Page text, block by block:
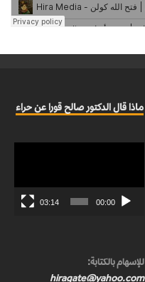
ماذا قال الدكتور صالح قورا عن حراء
00:00
03:14
للإسهام بالكتابة:
hiragate@yahoo.com